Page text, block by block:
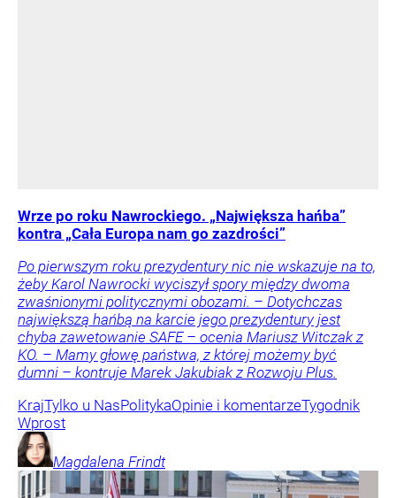
Wrze po roku Nawrockiego. „Największa hańba”
kontra „Cała Europa nam go zazdrości”
Po pierwszym roku prezydentury nic nie wskazuje na to,
żeby Karol Nawrocki wyciszył spory między dwoma
zwaśnionymi politycznymi obozami. – Dotychczas
największą hańbą na karcie jego prezydentury jest
chyba zawetowanie SAFE – ocenia Mariusz Witczak z
KO. – Mamy głowę państwa, z której możemy być
dumni – kontruje Marek Jakubiak z Rozwoju Plus.
KrajTylko u NasPolitykaOpinie i komentarzeTygodnik
Wprost
Magdalena Frindt